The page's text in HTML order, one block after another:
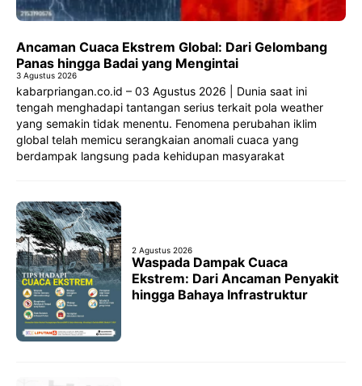
Ancaman Cuaca Ekstrem Global: Dari Gelombang
Panas hingga Badai yang Mengintai
3 Agustus 2026
kabarpriangan.co.id – 03 Agustus 2026 | Dunia saat ini
tengah menghadapi tantangan serius terkait pola weather
yang semakin tidak menentu. Fenomena perubahan iklim
global telah memicu serangkaian anomali cuaca yang
berdampak langsung pada kehidupan masyarakat
2 Agustus 2026
Waspada Dampak Cuaca
Ekstrem: Dari Ancaman Penyakit
hingga Bahaya Infrastruktur